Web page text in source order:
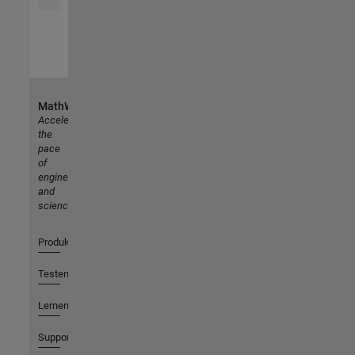
MathWorks
Accelerating
the
pace
of
engineering
and
science
Produkte
Testen oder Kaufen
Lernen
Support